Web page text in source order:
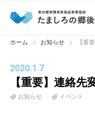
ホーム お知らせ 【重
2020.1.7
【重要】連絡先
お知らせ イベント